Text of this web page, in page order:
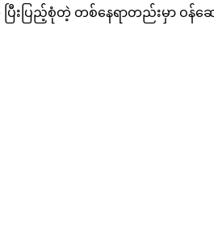
ပြည့်စုံတဲ့ တစ်နေရာတည်းမှာ ဝန်